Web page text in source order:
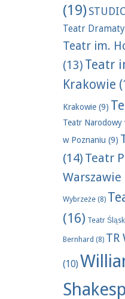
(19)
Teatr
Teatr im.
(13) Teatr
Krakowie
Krakowie(9)
Teatr Narodowy
w Poznaniu (9)
(14) Teatr
Warszawie
Wybrzeże(8)
(16) Teatr
Bernhard (8) TR
(10)